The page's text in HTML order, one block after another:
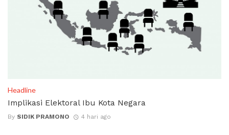
Headline
Implikasi Elektoral Ibu Kota Negara
By SIDIK PRAMONO 4 hari ago